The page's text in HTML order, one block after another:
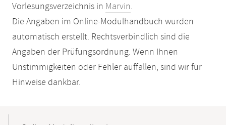
Vorlesungsverzeichnis in Marvin.
Die Angaben im Online-Modulhandbuch wurden
automatisch erstellt. Rechtsverbindlich sind die
Angaben der Prüfungsordnung. Wenn Ihnen
Unstimmigkeiten oder Fehler auffallen, sind wir für
Hinweise dankbar.